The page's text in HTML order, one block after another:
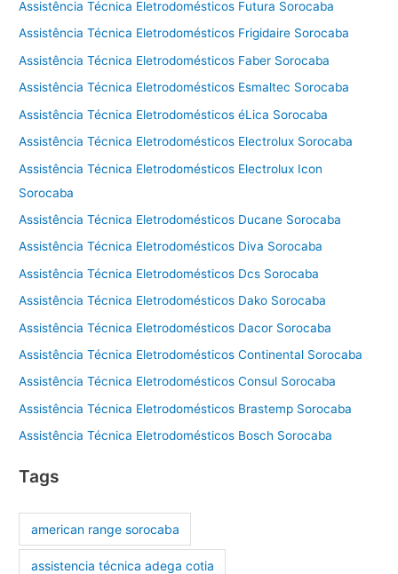
Assistência Técnica Eletrodomésticos Futura Sorocaba
Assistência Técnica Eletrodomésticos Frigidaire Sorocaba
Assistência Técnica Eletrodomésticos Faber Sorocaba
Assistência Técnica Eletrodomésticos Esmaltec Sorocaba
Assistência Técnica Eletrodomésticos éLica Sorocaba
Assistência Técnica Eletrodomésticos Electrolux Sorocaba
Assistência Técnica Eletrodomésticos Electrolux Icon
Sorocaba
Assistência Técnica Eletrodomésticos Ducane Sorocaba
Assistência Técnica Eletrodomésticos Diva Sorocaba
Assistência Técnica Eletrodomésticos Dcs Sorocaba
Assistência Técnica Eletrodomésticos Dako Sorocaba
Assistência Técnica Eletrodomésticos Dacor Sorocaba
Assistência Técnica Eletrodomésticos Continental Sorocaba
Assistência Técnica Eletrodomésticos Consul Sorocaba
Assistência Técnica Eletrodomésticos Brastemp Sorocaba
Assistência Técnica Eletrodomésticos Bosch Sorocaba
Tags
american range sorocaba
assistencia técnica adega cotia